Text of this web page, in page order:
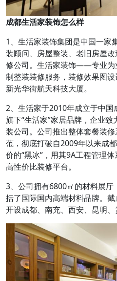
成都生活家装饰怎么样
1、生活家装饰集团是中国一家
装顾问、房屋整装、老旧房屋
修公司。生活家装饰——专业为
制整装装修服务，装修效果图
新光华街航天科技大厦。
2、生活家于2010年成立于中
旗下“生活家”家居品牌，企业
装公司。公司推出整体套餐装
范，彻底打破自2009年以来成
价的“黑冰”，用其9A工程管理
高性价比装修平台。
3、公司拥有6800㎡的材料展
括了国际国内高端材料品牌。
开设成都、南充、西安、昆明、